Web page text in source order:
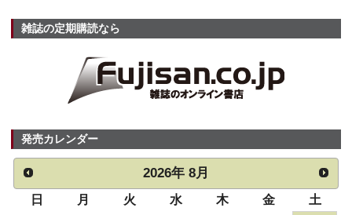
雑誌の定期購読なら
発売カレンダー
2026年 8月
日 月 火 水 木 金
土